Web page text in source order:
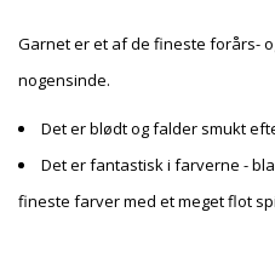
Garnet er et af de fineste forårs-
nogensinde.
Det er blødt og falder smukt
Det er fantastisk i farverne -
fineste farver med et meget flot